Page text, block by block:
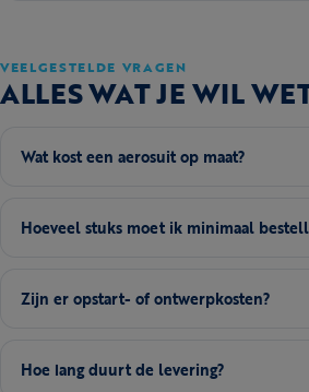
VEELGESTELDE VRAGEN
ALLES WAT JE WIL
Wat kost een aerosuit op maat?
Hoeveel stuks moet ik minimaal
Zijn er opstart- of ontwerpkosten?
Hoe lang duurt de levering?